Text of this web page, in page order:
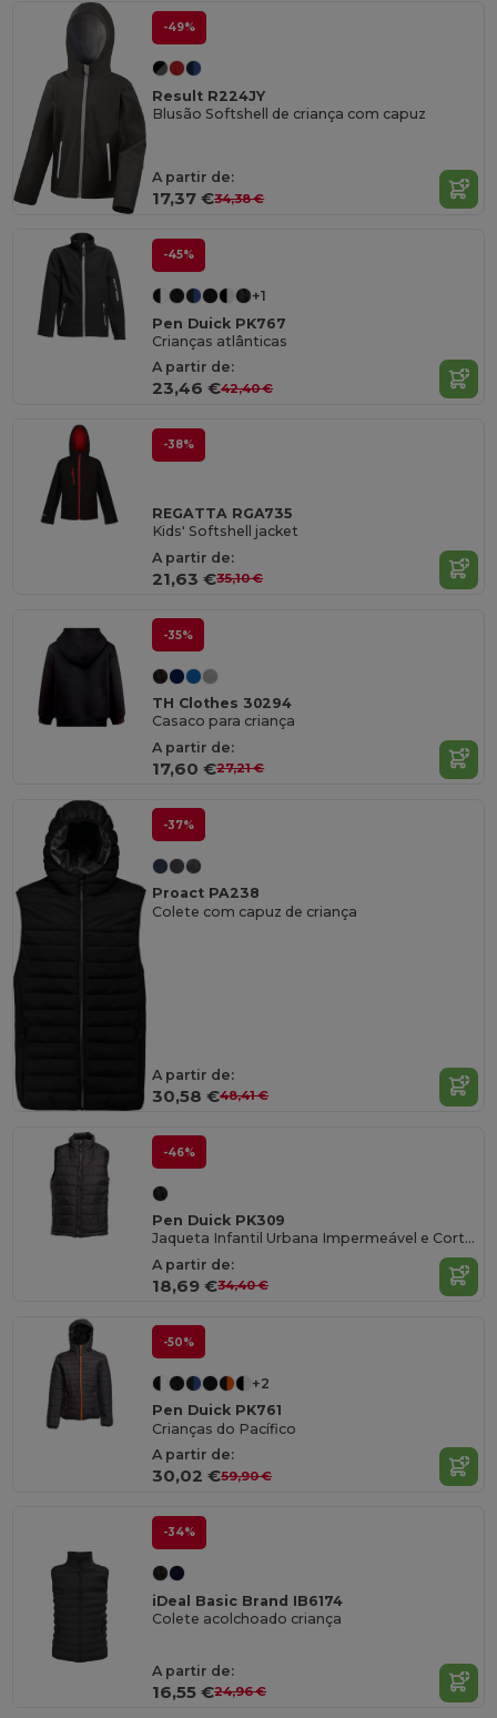
-49%
Result R224JY
Blusão Softshell de criança com capuz
A partir de:
17,37 €34,38 €
-45%
+1
Pen Duick PK767
Crianças atlânticas
A partir de:
23,46 €42,40 €
-38%
REGATTA RGA735
Kids' Softshell jacket
A partir de:
21,63 €35,10 €
-35%
TH Clothes 30294
Casaco para criança
A partir de:
17,60 €27,21 €
-37%
Proact PA238
Colete com capuz de criança
A partir de:
30,58 €48,41 €
-46%
Pen Duick PK309
Jaqueta Infantil Urbana Impermeável e Cortavento
A partir de:
18,69 €34,40 €
-50%
+2
Pen Duick PK761
Crianças do Pacífico
A partir de:
30,02 €59,90 €
-34%
iDeal Basic Brand IB6174
Colete acolchoado criança
A partir de:
16,55 €24,96 €